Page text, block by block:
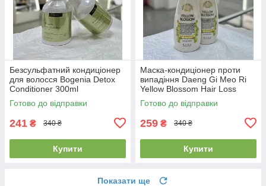
Безсульфатний кондиціонер
для волосся Bogenia Detox
Conditioner 300ml
Готово до відправки
241 ₴ 340 ₴
Купити
Маска-кондиціонер проти
випадіння Daeng Gi Meo Ri
Yellow Blossom Hair Loss
Treatment 300мл
Готово до відправки
259 ₴ 340 ₴
Купити
Показати ще